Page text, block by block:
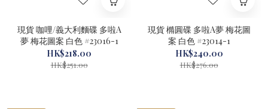
現貨 咖哩/義大利麵碟 多啦A
夢 梅花圖案 白色 #23016-1
HK$218.00
HK$251.00
現貨 橢圓碟 多啦A夢 梅花圖
案 白色 #23014-1
HK$240.00
HK$276.00